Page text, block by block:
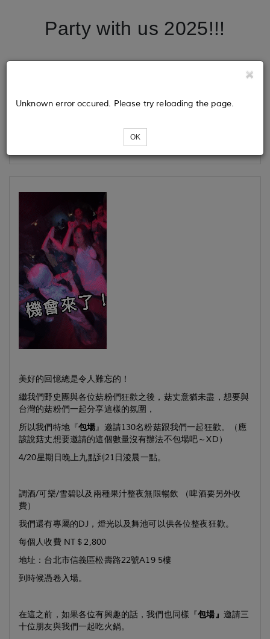
Party with us 2025!!!
Loading...
Unknown error occured. Please try reloading the page.
OK
美好的回憶總是令人難忘的！
繼我們野史團與各位菇粉們狂歡之後，菇丈意猶未盡，想要與
台灣的菇粉們一起分享這樣的氛圍，
所以我們特地『包場』邀請130名粉菇跟我們一起狂歡。（應
該說菇丈想要邀請的這個數量沒有辦法不包場吧～XD）
4/20星期日晚上九點到21日淩晨一點。
調酒/可樂/雪碧以及兩種果汁整夜無限暢飲 （啤酒要另外收
費）
我們還有專屬的DJ，燈光以及舞池可以供各位整夜狂歡。
每個人收費 NT＄2,800
地址：台北市信義區松壽路22號A19 5樓
到時候憑卷入場。
在這之前，如果各位有興趣的話，我們也同樣『包場』 邀請三
十位朋友與我們一起吃火鍋。